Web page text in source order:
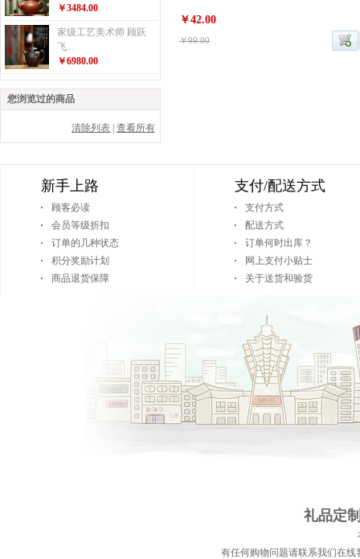
￥42.00
￥99.00
￥3484.00
家级工艺美术师 顾跃
飞...
￥6980.00
您浏览过的商品
清除列表 查看所有
新手上路
顾客必读
会员等级折扣
订单的几种状态
积分奖励计划
商品退货保障
支付/配送方式
支付方式
配送方式
订单何时出库？
网上支付小贴士
关于送货和验货
礼品定
有任何购物问题请联系我们在线